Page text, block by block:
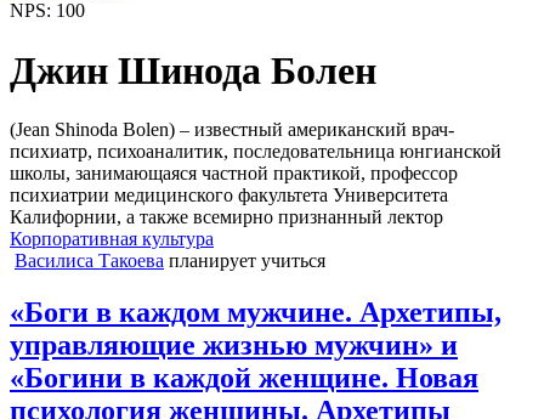
NPS: 100
Джин Шинода Болен
(Jean Shinoda Bolen) – известный американский врач-
психиатр, психоаналитик, последовательница юнгианской
школы, занимающаяся частной практикой, профессор
психиатрии медицинского факультета Университета
Калифорнии, а также всемирно признанный лектор
Корпоративная культура
Василиса Такоева планирует учиться
«Боги в каждом мужчине. Архетипы,
управляющие жизнью мужчин» и
«Богини в каждой женщине. Новая
психология женщины. Архетипы